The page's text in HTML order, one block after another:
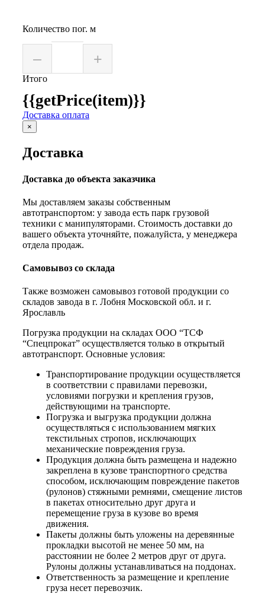
Количество пог. м
– +
Итого
{{getPrice(item)}}
Доставка оплата
×
Доставка
Доставка до объекта заказчика
Мы доставляем заказы собственным
автотранспортом: у завода есть парк грузовой
техники с манипуляторами. Стоимость доставки до
вашего объекта уточняйте, пожалуйста, у менеджера
отдела продаж.
Самовывоз со склада
Также возможен самовывоз готовой продукции со
складов завода в г. Лобня Московской обл. и г.
Ярославль
Погрузка продукции на складах ООО “ТСФ
“Спецпрокат” осуществляется только в открытый
автотранспорт. Основные условия:
Транспортирование продукции осуществляется
в соответствии с правилами перевозки,
условиями погрузки и крепления грузов,
действующими на транспорте.
Погрузка и выгрузка продукции должна
осуществляться с использованием мягких
текстильных стропов, исключающих
механические повреждения груза.
Продукция должна быть размещена и надежно
закреплена в кузове транспортного средства
способом, исключающим повреждение пакетов
(рулонов) стяжными ремнями, смещение листов
в пакетах относительно друг друга и
перемещение груза в кузове во время
движения.
Пакеты должны быть уложены на деревянные
прокладки высотой не менее 50 мм, на
расстоянии не более 2 метров друг от друга.
Рулоны должны устанавливаться на поддонах.
Ответственность за размещение и крепление
груза несет перевозчик.